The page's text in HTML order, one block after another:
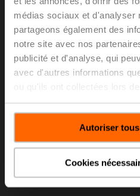
médias sociaux et d'analyser
partageons également des
notre site avec nos
publicité et d'analyse, qui
avec d'autres informations
Autoriser
Cookies
ZZ12-B
Pointeur 12x12 mm pour
Ajouter à la liste
de projets
Partager